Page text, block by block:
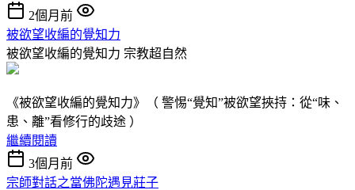
2個月前
被欲望收編的覺知力
被欲望收編的覺知力 宗教超自然
《被欲望收編的覺知力》（ 警惕“覺知”被欲望挾持：從“味、
患、離”看修行的歧途 ）
繼續閱讀
3個月前
宗師對話之當佛陀遇見莊子